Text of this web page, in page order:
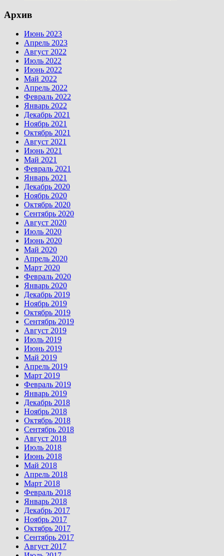
Архив
Июнь 2023
Апрель 2023
Август 2022
Июль 2022
Июнь 2022
Май 2022
Апрель 2022
Февраль 2022
Январь 2022
Декабрь 2021
Ноябрь 2021
Октябрь 2021
Август 2021
Июнь 2021
Май 2021
Февраль 2021
Январь 2021
Декабрь 2020
Ноябрь 2020
Октябрь 2020
Сентябрь 2020
Август 2020
Июль 2020
Июнь 2020
Май 2020
Апрель 2020
Март 2020
Февраль 2020
Январь 2020
Декабрь 2019
Ноябрь 2019
Октябрь 2019
Сентябрь 2019
Август 2019
Июль 2019
Июнь 2019
Май 2019
Апрель 2019
Март 2019
Февраль 2019
Январь 2019
Декабрь 2018
Ноябрь 2018
Октябрь 2018
Сентябрь 2018
Август 2018
Июль 2018
Июнь 2018
Май 2018
Апрель 2018
Март 2018
Февраль 2018
Январь 2018
Декабрь 2017
Ноябрь 2017
Октябрь 2017
Сентябрь 2017
Август 2017